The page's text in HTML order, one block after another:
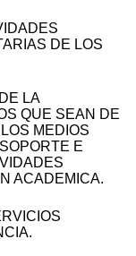
DE LOS
LA
QUE SEAN DE
MEDIOS
E
ACADEMICA.